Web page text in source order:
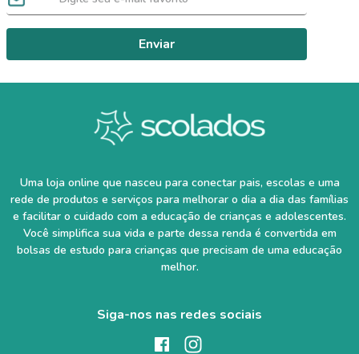
Enviar
Uma loja online que nasceu para conectar pais, escolas e uma
rede de produtos e serviços para melhorar o dia a dia das famílias
e facilitar o cuidado com a educação de crianças e adolescentes.
Você simplifica sua vida e parte dessa renda é convertida em
bolsas de estudo para crianças que precisam de uma educação
melhor.
Siga-nos nas redes sociais